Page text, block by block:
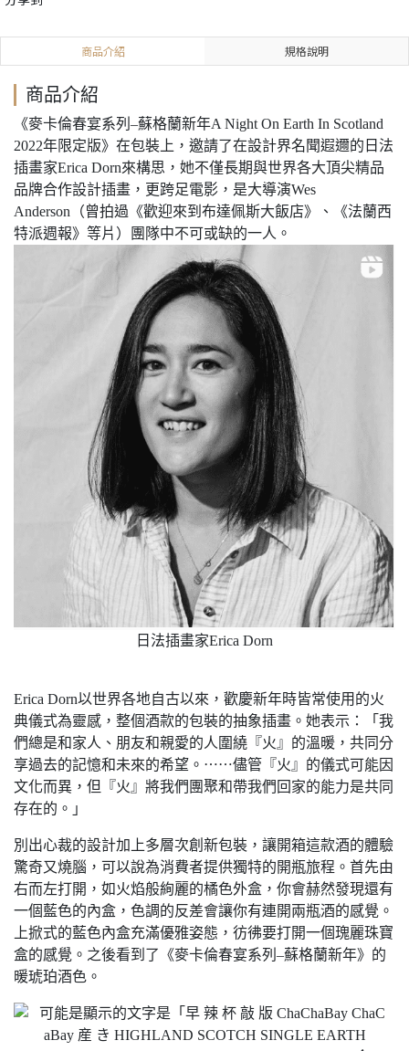
商品介紹 規格說明
商品介紹
《麥卡倫春宴系列–蘇格蘭新年A Night On Earth In Scotland
2022年限定版》在包裝上，邀請了在設計界名聞遐邇的日法
插畫家Erica Dorn來構思，她不僅長期與世界各大頂尖精品
品牌合作設計插畫，更跨足電影，是大導演Wes
Anderson（曾拍過《歡迎來到布達佩斯大飯店》、《法蘭西
特派週報》等片）團隊中不可或缺的一人。
日法插畫家Erica Dorn
Erica Dorn以世界各地自古以來，歡慶新年時皆常使用的火
典儀式為靈感，整個酒款的包裝的抽象插畫。她表示：「我
們總是和家人、朋友和親愛的人圍繞『火』的溫暖，共同分
享過去的記憶和未來的希望。⋯⋯儘管『火』的儀式可能因
文化而異，但『火』將我們團聚和帶我們回家的能力是共同
存在的。」
別出心裁的設計加上多層次創新包裝，讓開箱這款酒的體驗
驚奇又燒腦，可以說為消費者提供獨特的開瓶旅程。首先由
右而左打開，如火焰般絢麗的橘色外盒，你會赫然發現還有
一個藍色的內盒，色調的反差會讓你有連開兩瓶酒的感覺。
上掀式的藍色內盒充滿優雅姿態，彷彿要打開一個瑰麗珠寶
盒的感覺。之後看到了《麥卡倫春宴系列–蘇格蘭新年》的
暖琥珀酒色。